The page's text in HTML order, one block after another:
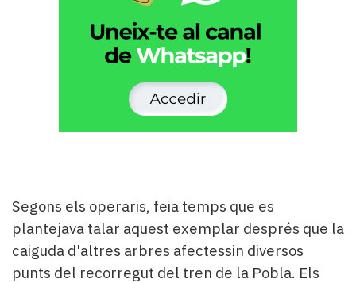
Segons els operaris, feia temps que es
plantejava talar aquest exemplar després que la
caiguda d'altres arbres afectessin diversos
punts del recorregut del tren de la Pobla. Els